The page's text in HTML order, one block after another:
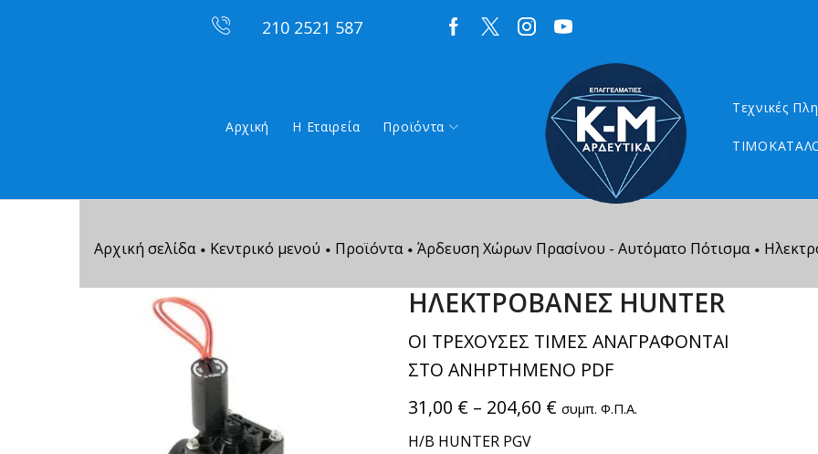
210 2521 587
Αρχική Η Εταιρεία Προϊόντα
Τεχνικές
Αρχική σελίδα • Κεντρικό μενού • Προϊόντα • Άρδευση Χώρων Πρασίνου - Αυτόματο Πότισμα •
ΗΛΕΚΤΡΟΒΑΝΕΣ HUNTER
ΟΙ ΤΡΕΧΟΥΣΕΣ ΤΙΜΕΣ ΑΝΑΓΡΑΦΟΝΤΑΙ
ΣΤΟ ΑΝΗΡΤΗΜΕΝΟ PDF
31,00 € – 204,60 € συμπ. Φ.Π.Α.
Η/Β HUNTER PGV